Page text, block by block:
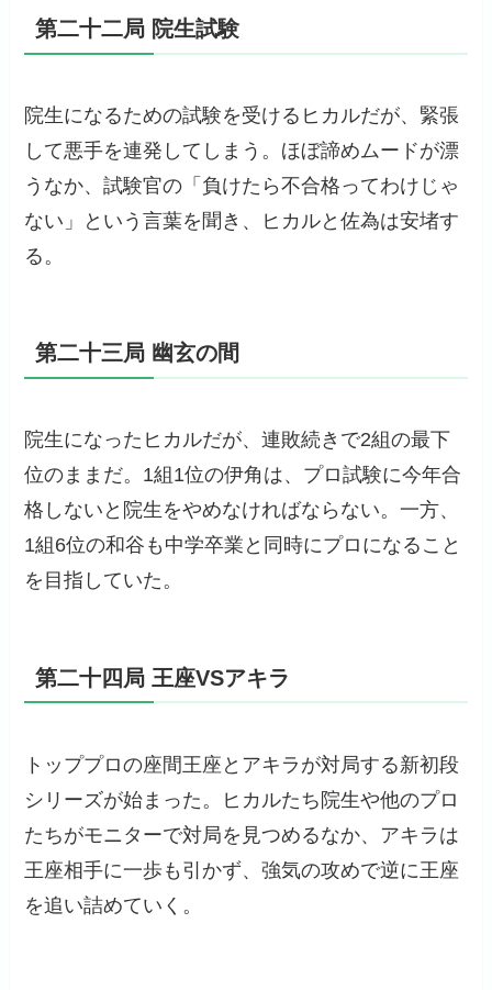
第二十二局 院生試験
院生になるための試験を受けるヒカルだが、緊張
して悪手を連発してしまう。ほぼ諦めムードが漂
うなか、試験官の「負けたら不合格ってわけじゃ
ない」という言葉を聞き、ヒカルと佐為は安堵す
る。
第二十三局 幽玄の間
院生になったヒカルだが、連敗続きで2組の最下
位のままだ。1組1位の伊角は、プロ試験に今年合
格しないと院生をやめなければならない。一方、
1組6位の和谷も中学卒業と同時にプロになること
を目指していた。
第二十四局 王座VSアキラ
トッププロの座間王座とアキラが対局する新初段
シリーズが始まった。ヒカルたち院生や他のプロ
たちがモニターで対局を見つめるなか、アキラは
王座相手に一歩も引かず、強気の攻めで逆に王座
を追い詰めていく。